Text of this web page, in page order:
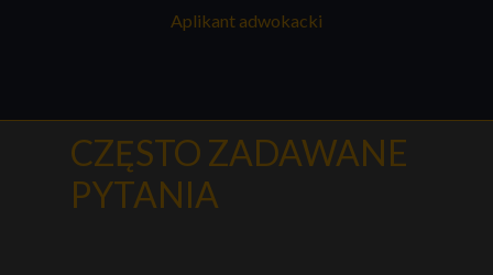
Aplikant adwokacki
CZĘSTO ZADAWANE
PYTANIA